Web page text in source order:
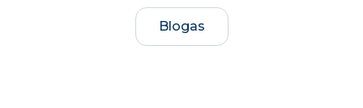
Blogas